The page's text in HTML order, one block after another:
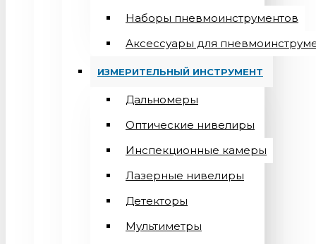
Наборы пневмоинструментов
Аксессуары для
ИЗМЕРИТЕЛЬНЫЙ ИНСТРУМЕНТ
Дальномеры
Оптические нивелиры
Инспекционные камеры
Лазерные нивелиры
Детекторы
Мультиметры